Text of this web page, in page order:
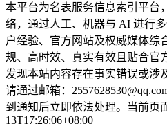
本平台为名表服务信息索引平台
络，通过人工、机器与 AI 进行
户经验、官方网站及权威媒体综
规、高时效、真实有效且贴合官
发现本站内容存在事实错误或涉
请通过邮箱：
到通知后立即依法处理。当前页
13T17:26:06+08:00